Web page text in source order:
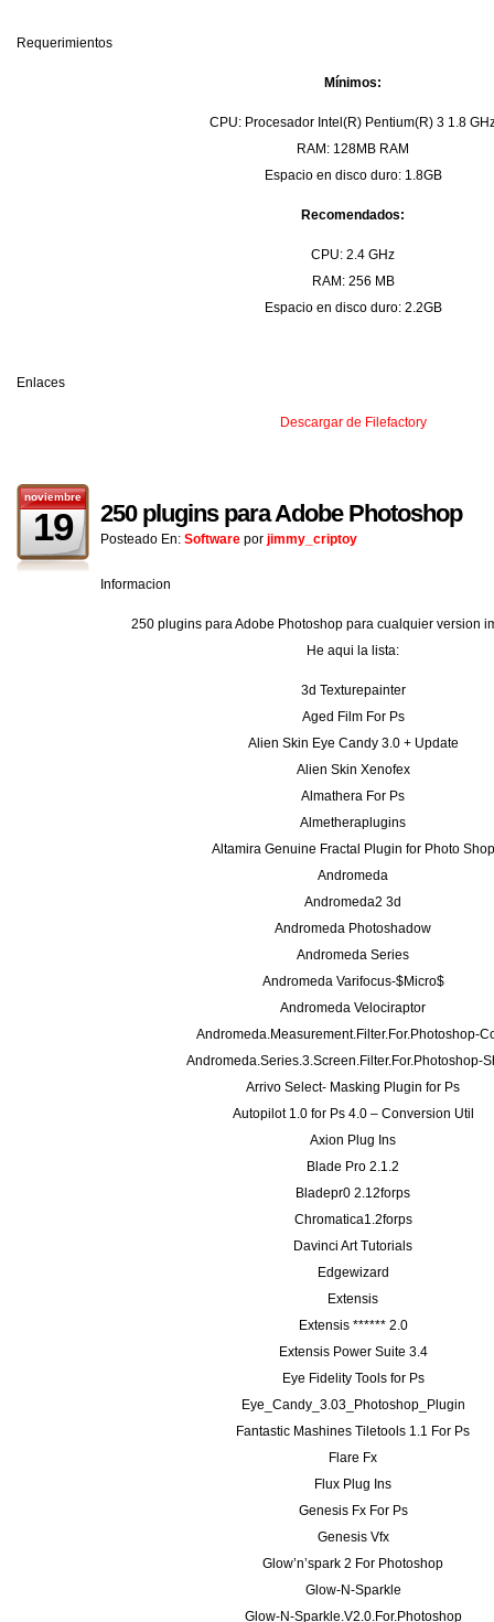
Requerimientos
Mínimos:
CPU: Procesador Intel(R) Pentium(R) 3 1.8
RAM: 128MB RAM
Espacio en disco duro: 1.8GB
Recomendados:
CPU: 2.4 GHz
RAM: 256 MB
Espacio en disco duro: 2.2GB
Enlaces
Descargar de Filefactory
noviembre
19 250 plugins para Adobe Photoshop
Posteado En: Software por jimmy_criptoy
Informacion
250 plugins para Adobe Photoshop para cualquier version
He aqui la lista:
3d Texturepainter
Aged Film For Ps
Alien Skin Eye Candy 3.0 + Update
Alien Skin Xenofex
Almathera For Ps
Almetheraplugins
Altamira Genuine Fractal Plugin for Photo Shop
Andromeda
Andromeda2 3d
Andromeda Photoshadow
Andromeda Series
Andromeda Varifocus-$Micro$
Andromeda Velociraptor
Andromeda.Measurement.Filter.For.Photoshop-
Andromeda.Series.3.Screen.Filter.For.Photoshop-
Arrivo Select- Masking Plugin for Ps
Autopilot 1.0 for Ps 4.0 – Conversion Util
Axion Plug Ins
Blade Pro 2.1.2
Bladepr0 2.12forps
Chromatica1.2forps
Davinci Art Tutorials
Edgewizard
Extensis
Extensis ****** 2.0
Extensis Power Suite 3.4
Eye Fidelity Tools for Ps
Eye_Candy_3.03_Photoshop_Plugin
Fantastic Mashines Tiletools 1.1 For Ps
Flare Fx
Flux Plug Ins
Genesis Fx For Ps
Genesis Vfx
Glow’n’spark 2 For Photoshop
Glow-N-Sparkle
Glow-N-Sparkle.V2.0.For.Photoshop